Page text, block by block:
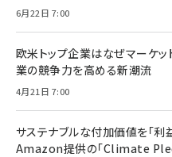
6月22日 7:00
欧米トップ企業はなぜマーケ
業の競争力を高める新潮流
4月21日 7:00
サステナブルな付加価値を「利
Amazon提供の「Climate